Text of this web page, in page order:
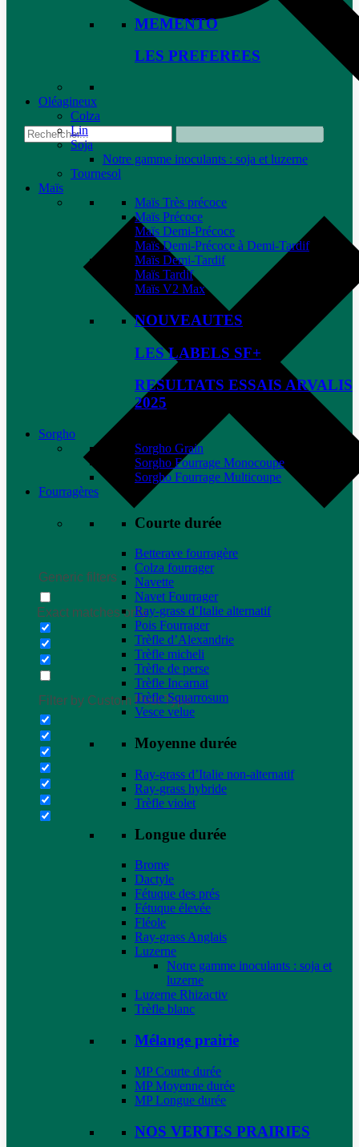
Generic filters
Exact matches only
Filter by Custom Post Type
MEMENTO
LES PREFEREES
Oléagineux
Colza
Lin
Soja
Notre gamme inoculants : soja et luzerne
Tournesol
Maïs
Maïs Très précoce
Maïs Précoce
Maïs Demi-Précoce
Maïs Demi-Précoce à Demi-Tardif
Maïs Demi-Tardif
Maïs Tardif
Maïs V2 Max
NOUVEAUTES
LES LABELS SF+
RESULTATS ESSAIS ARVALIS
2025
Sorgho
Sorgho Grain
Sorgho Fourrage Monocoupe
Sorgho Fourrage Multicoupe
Fourragères
Courte durée
Betterave fourragère
Colza fourrager
Navette
Navet Fourrager
Ray-grass d’Italie alternatif
Pois Fourrager
Trèfle d’Alexandrie
Trèfle micheli
Trèfle de perse
Trèfle Incarnat
Trèfle Squarrosum
Vesce velue
Moyenne durée
Ray-grass d’Italie non-alternatif
Ray-grass hybride
Trèfle violet
Longue durée
Brome
Dactyle
Fétuque des prés
Fétuque élevée
Fléole
Ray-grass Anglais
Luzerne
Notre gamme inoculants : soja et
luzerne
Luzerne Rhizactiv
Trèfle blanc
Mélange prairie
MP Courte durée
MP Moyenne durée
MP Longue durée
NOS VERTES PRAIRIES